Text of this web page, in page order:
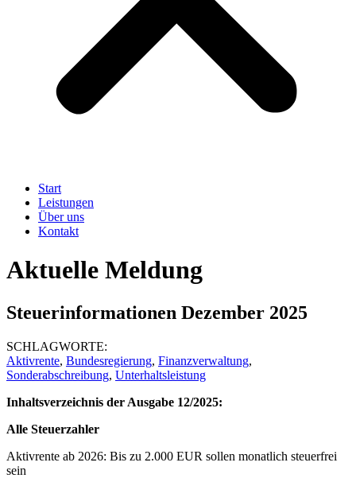
Start
Leistungen
Über uns
Kontakt
Aktuelle Meldung
Steuerinformationen Dezember 2025
SCHLAGWORTE:
Aktivrente, Bundesregierung, Finanzverwaltung,
Sonderabschreibung, Unterhaltsleistung
Inhaltsverzeichnis der Ausgabe 12/2025:
Alle Steuerzahler
Aktivrente ab 2026: Bis zu 2.000 EUR sollen monatlich steuerfrei
sein